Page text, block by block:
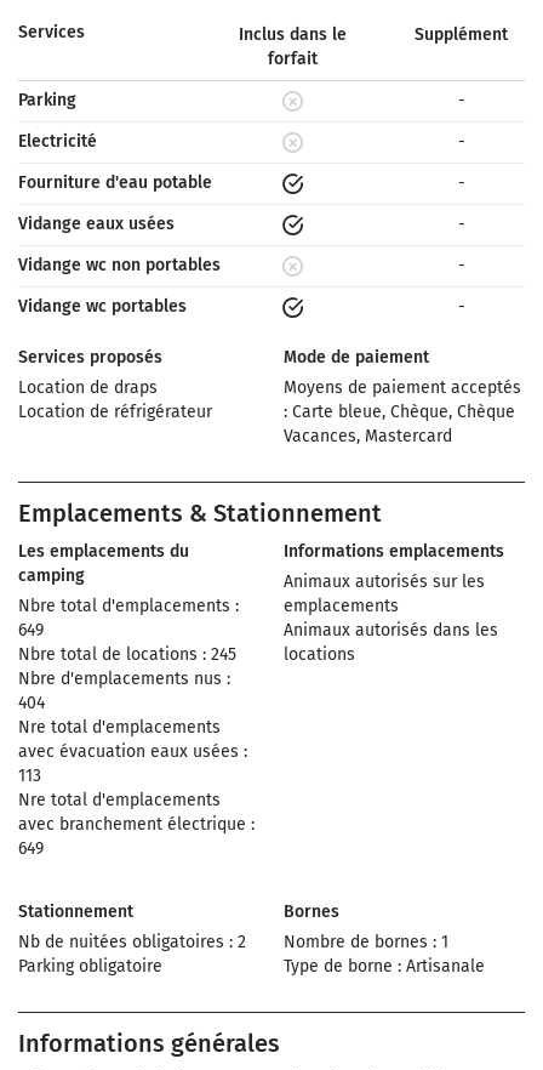
Services
Inclus dans le
forfait
Supplément
Parking
-
Electricité
-
Fourniture d'eau potable
-
Vidange eaux usées
-
Vidange wc non portables
-
Vidange wc portables
-
Services proposés
Location de draps
Location de réfrigérateur
Mode de paiement
Moyens de paiement acceptés
: Carte bleue, Chèque, Chèque
Vacances, Mastercard
Emplacements & Stationnement
Les emplacements du
camping
Nbre total d'emplacements :
649
Nbre total de locations : 245
Nbre d'emplacements nus :
404
Nre total d'emplacements
avec évacuation eaux usées :
113
Nre total d'emplacements
avec branchement électrique :
649
Informations emplacements
Animaux autorisés sur les
emplacements
Animaux autorisés dans les
locations
Stationnement
Nb de nuitées obligatoires : 2
Parking obligatoire
Bornes
Nombre de bornes : 1
Type de borne : Artisanale
Informations générales